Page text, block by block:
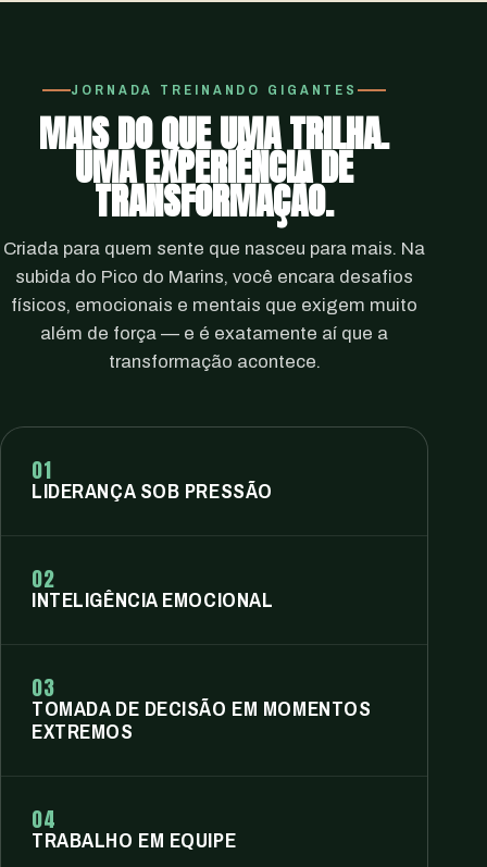
JORNADA TREINANDO GIGANTES
MAIS DO QUE UMA TRILHA.
UMA EXPERIÊNCIA DE
TRANSFORMAÇÃO.
Criada para quem sente que nasceu para mais. Na
subida do Pico do Marins, você encara desafios
físicos, emocionais e mentais que exigem muito
além de força — e é exatamente aí que a
transformação acontece.
01
LIDERANÇA SOB PRESSÃO
02
INTELIGÊNCIA EMOCIONAL
03
TOMADA DE DECISÃO EM MOMENTOS
EXTREMOS
04
TRABALHO EM EQUIPE